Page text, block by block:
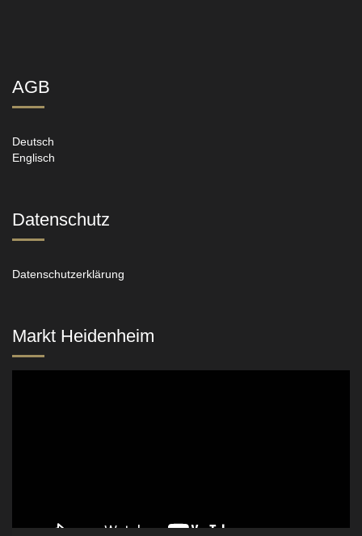
AGB
Deutsch
Englisch
Datenschutz
Datenschutzerklärung
Markt Heidenheim